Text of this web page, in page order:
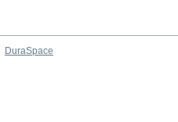
DuraSpace